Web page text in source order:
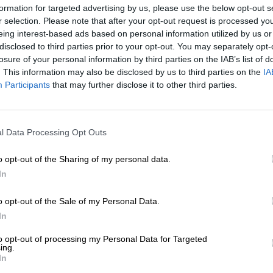
for targeted advertising by us, please use the below opt-out
selection. Please note that after your opt-out request is processed
interest-based ads based on personal information utilized by us
to third parties prior to your opt-out. You may separately
of your personal information by third parties on the IAB’s list of
This information may also be disclosed by us to third parties on the
Participants that may further disclose it to other third parties.
Data Processing Opt Outs
opt-out of the Sharing of my personal data.
opt-out of the Sale of my Personal Data.
opt-out of processing my Personal Data for Targeted
* Les prix incluent la TVA légale. Plus Livraison plus
€
* Les prix incluent les droits d’accise
Description Info Critiques(0)
La Bavarian Job est une India Pale Ale interprétée en
munichois ont mis tout leur savoir-faire et leur passion
juteuse, incroyablement buvable et extrêmement
d’amour avec un succès retentissant. Leur bière est si
La dernière Job bavaroise est la quatrième de la série
et Polaris. Les deux sont encore assez jeunes et
la bière. Polaris se caractérise par son profil floral,
fruitées, d’épices fortes, de pin et de menthe. Sissi
la passion, d’agrumes, de groseille et de groseille.